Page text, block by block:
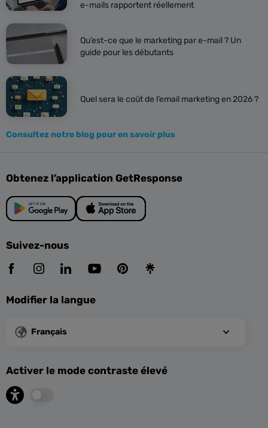
e-mails rapportent réellement
Qu’est-ce que le marketing par e-mail ? Un
guide pour les débutants
Quel sera le coût de l’email marketing en 2026 ?
Consultez notre blog pour en savoir plus
Obtenez l’application GetResponse
Suivez-nous
Modifier la langue
Français
Activer le mode contraste élevé